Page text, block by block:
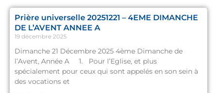
Prière universelle 20251221 – 4EME DIMANCHE
DE L’AVENT ANNEE A
19 décembre 2025
Dimanche 21 Décembre 2025 4ème Dimanche de
l’Avent, Année A 1. Pour l’Eglise, et plus
spécialement pour ceux qui sont appelés en son sein à
des vocations et